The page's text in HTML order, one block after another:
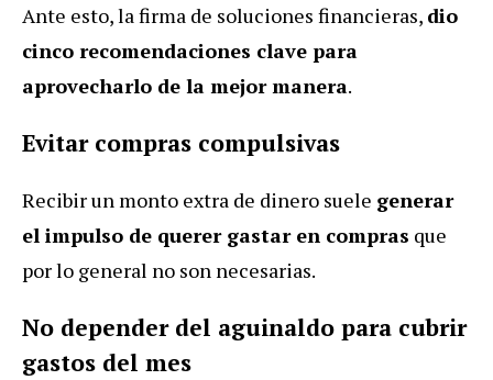
Ante esto, la firma de soluciones financieras, dio
cinco recomendaciones clave para
aprovecharlo de la mejor manera.
Evitar compras compulsivas
Recibir un monto extra de dinero suele generar
el impulso de querer gastar en compras que
por lo general no son necesarias.
No depender del aguinaldo para cubrir
gastos del mes